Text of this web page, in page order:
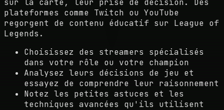
plateformes comme Twitch ou YouTube
regorgent de contenu éducatif sur League of
Legends.
Choisissez des streamers spécialisés
dans votre rôle ou votre champion
Analysez leurs décisions de jeu et
essayez de comprendre leur raisonnement
Notez les petites astuces et les
techniques avancées qu'ils utilisent